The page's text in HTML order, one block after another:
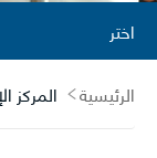
اختر
الرئيسية
المركز